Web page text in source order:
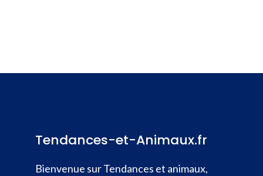
Tendances-et-Animaux.fr
Bienvenue sur Tendances et animaux,